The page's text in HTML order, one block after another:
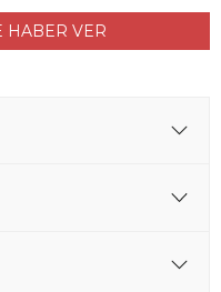
HABER VER